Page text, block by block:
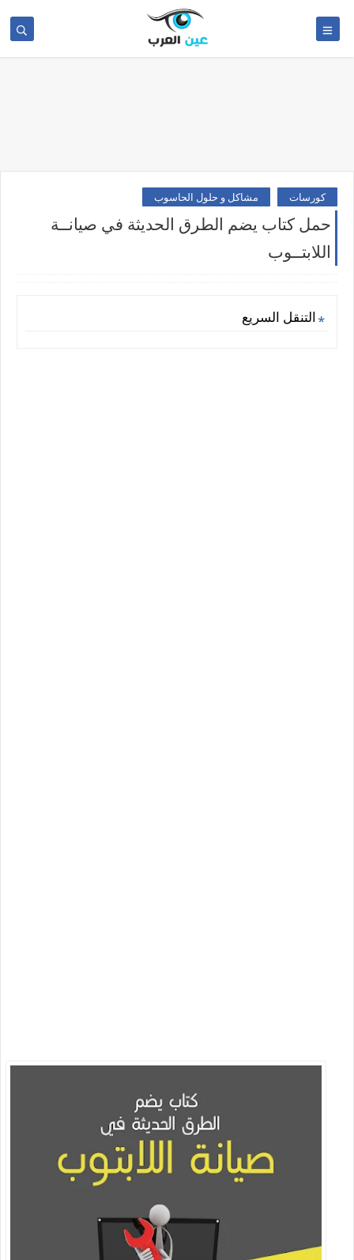
كورسات مشاكل و حلول الحاسوب
حمل كتاب يضم الطرق الحديثة في صيانــة
اللابتــوب
التنقل السريع